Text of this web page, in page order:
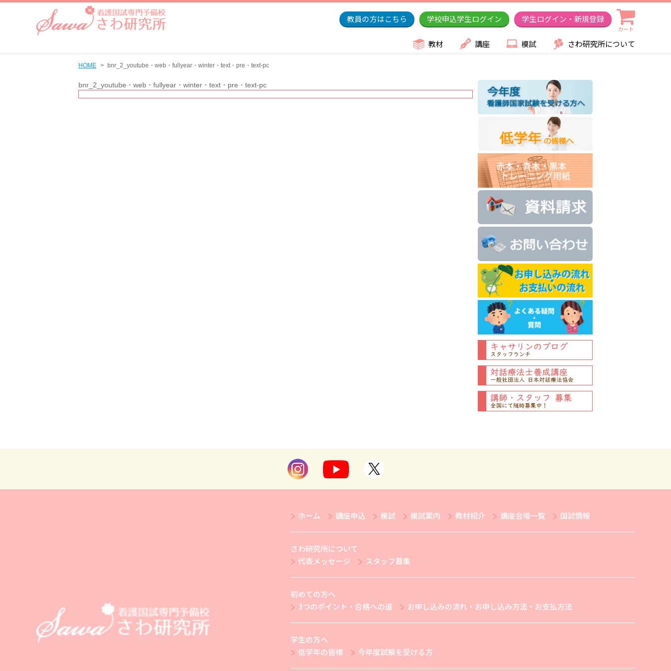
教員の方はこちら 学校申込学生ログイン 学生ログイン・新規登録
カート
教材 講座 模試 さわ研究所について
HOME bnr_2_youtube・web・fullyear・winter・text・pre・text-pc
bnr_2_youtube・web・fullyear・winter・text・pre・text-pc
ホーム 講座申込 模試 模試案内 教材紹介 講座会場一覧 国試情報
さわ研究所について
代表メッセージ
スタッフ募集
初めての方へ
3つのポイント・合格への道
お申し込みの流れ・お申し込み方法・お支払方法
学生の方へ
低学年の皆様
今年度試験を受ける方